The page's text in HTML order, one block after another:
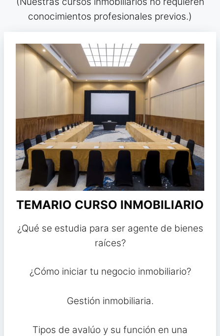
conocimientos profesionales previos.)
TEMARIO CURSO INMOBILIARIO
¿Qué se estudia para ser agente de bienes
raíces?
¿Cómo iniciar tu negocio inmobiliario?
Gestión inmobiliaria.
Tipos de avalúo y su función en una